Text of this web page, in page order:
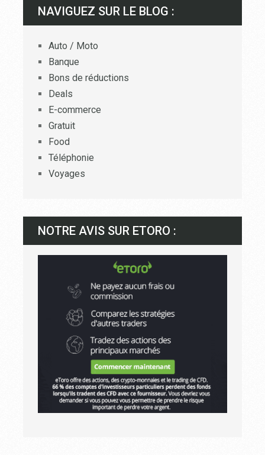
NAVIGUEZ SUR LE BLOG :
Auto / Moto
Banque
Bons de réductions
Deals
E-commerce
Gratuit
Food
Téléphonie
Voyages
NOTRE AVIS SUR ETORO :